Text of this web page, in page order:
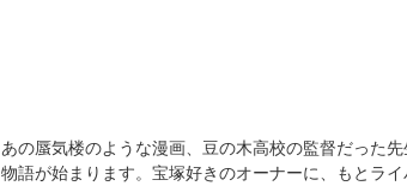
の蜃気楼のような漫画、豆の木高校の監督だった
語が始まります。宝塚好きのオーナーに、もとラ